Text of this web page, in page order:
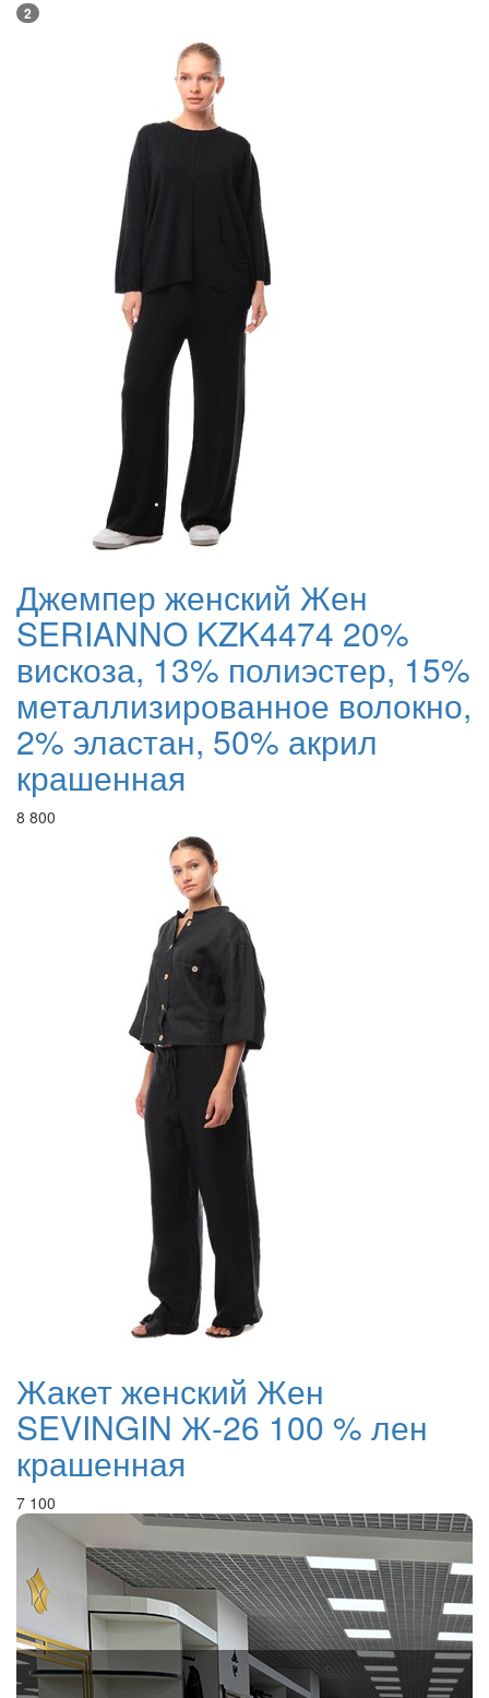
2
Джемпер женский Жен
SERIANNO KZK4474 20%
вискоза, 13% полиэстер, 15%
металлизированное волокно,
2% эластан, 50% акрил
крашенная
8 800
Жакет женский Жен
SEVINGIN Ж-26 100 % лен
крашенная
7 100